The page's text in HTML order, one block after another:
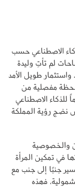
الاصطناعي حسب
2026، وهي نجاحات لم تأتِ وليدة
طويل الأمد
لحظة مفصلية من
الوطني مع إعلان عام 2026 عاماً للذكاء الاصطناعي
نضج رؤية المملكة
والخصوصية
في تمكين المرأة
جنبًا إلى جنب مع
فهذه